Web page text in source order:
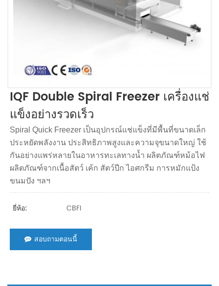
IQF Double Spiral Freezer เครื่องแช่
แข็งอย่างรวดเร็ว
Spiral Quick Freezer เป็นอุปกรณ์แช่แข็งที่มีพื้นที่ขนาดเล็ก
ประหยัดพลังงาน ประสิทธิภาพสูงและความจุขนาดใหญ่ ใช้
กันอย่างแพร่หลายในอาหารทะเลทางน้ำ ผลิตภัณฑ์หม้อไฟ
ผลิตภัณฑ์จากเนื้อสัตว์ เค้ก สัตว์ปีก ไอศกรีม การหมักแป้ง
ขนมปัง ฯลฯ
ยี่ห้อ: CBFI
สอบถามตอนนี้